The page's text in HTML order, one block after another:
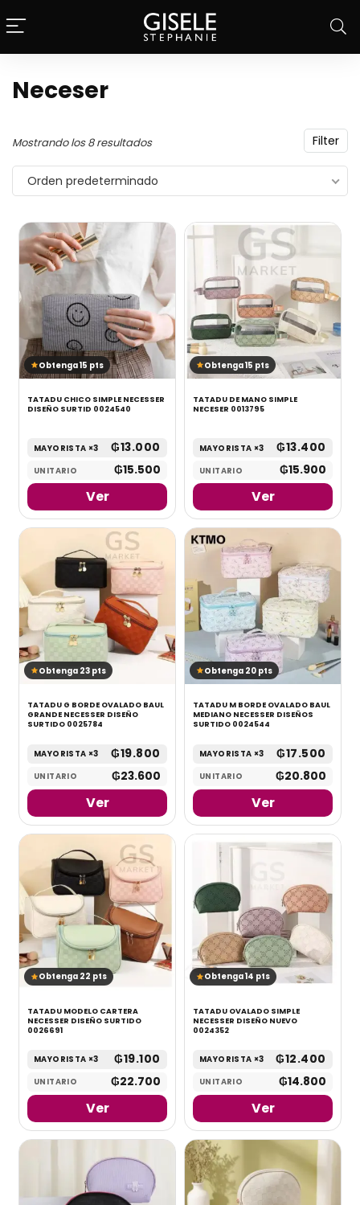
Neceser
Filter
Mostrando los 8 resultados
Orden predeterminado
Obtenga 15 pts
TATADU CHICO SIMPLE NECESSER
DISEÑO SURTID 0024540
MAYORISTA ×3 ₲13.000
UNITARIO ₲15.500
Ver
Obtenga 15 pts
TATADU DE MANO SIMPLE
NECESER 0013795
MAYORISTA ×3 ₲13.400
UNITARIO ₲15.900
Ver
Obtenga 23 pts
TATADU G BORDE OVALADO BAUL
GRANDE NECESSER DISEÑO
SURTIDO 0025784
MAYORISTA ×3 ₲19.800
UNITARIO ₲23.600
Ver
Obtenga 20 pts
TATADU M BORDE OVALADO BAUL
MEDIANO NECESSER DISEÑOS
SURTIDO 0024544
MAYORISTA ×3 ₲17.500
UNITARIO ₲20.800
Ver
Obtenga 22 pts
TATADU MODELO CARTERA
NECESSER DISEÑO SURTIDO
0026691
MAYORISTA ×3 ₲19.100
UNITARIO ₲22.700
Ver
Obtenga 14 pts
TATADU OVALADO SIMPLE
NECESSER DISEÑO NUEVO
0024352
MAYORISTA ×3 ₲12.400
UNITARIO ₲14.800
Ver